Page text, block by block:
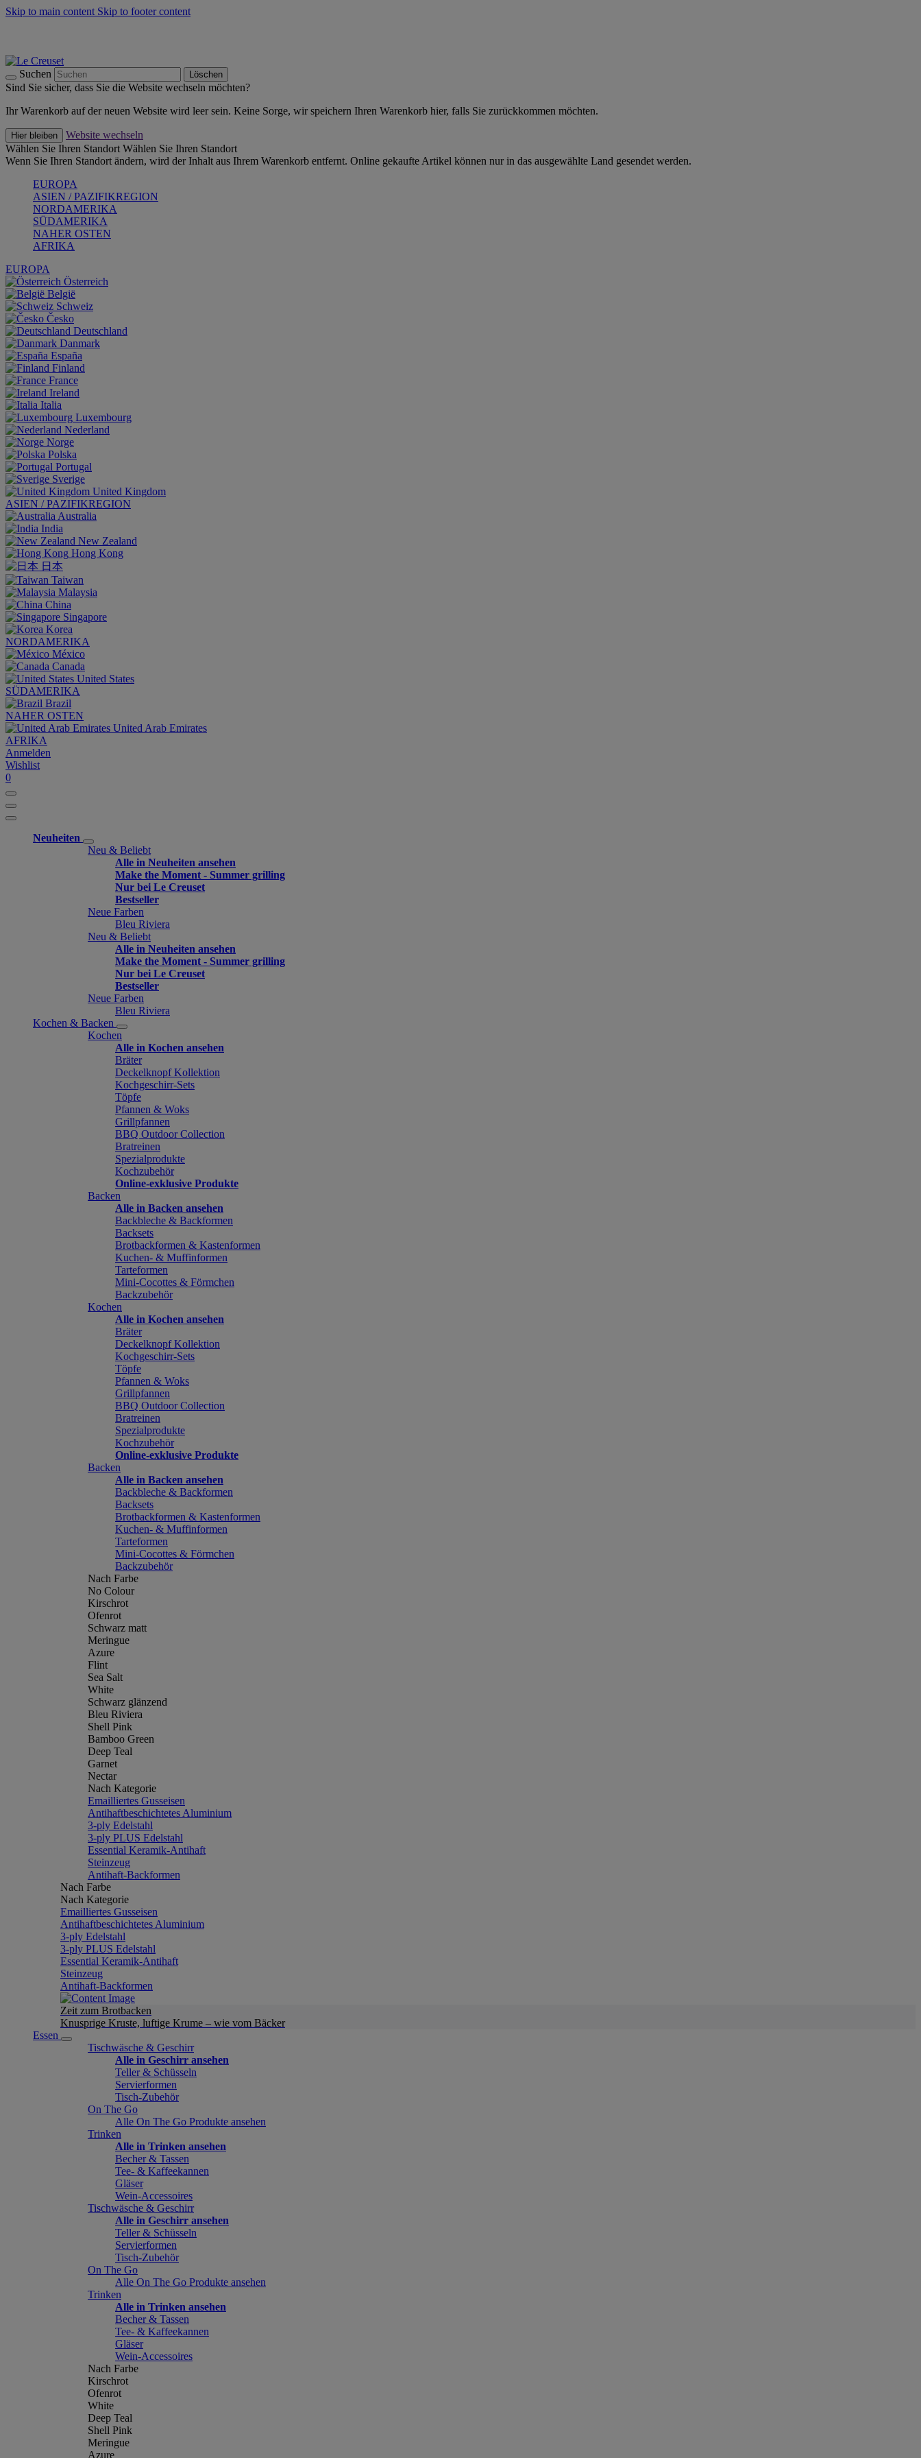
Skip to main content Skip to footer content
Suchen Löschen
Sind Sie sicher, dass Sie die Website wechseln möchten?
Ihr Warenkorb auf der neuen Website wird leer sein. Keine Sorge, wir speichern Ihren Warenkorb hier, falls Sie zurückkommen möchten.
Hier bleiben
Website wechseln
Wählen Sie Ihren Standort Wählen Sie Ihren Standort
Wenn Sie Ihren Standort ändern, wird der Inhalt aus Ihrem Warenkorb entfernt. Online gekaufte Artikel können nur in das ausgewählte Land gesendet werden.
EUROPA
ASIEN / PAZIFIKREGION
NORDAMERIKA
SÜDAMERIKA
NAHER OSTEN
AFRIKA
EUROPA
Österreich
België
Schweiz
Česko
Deutschland
Danmark
España
Finland
France
Ireland
Italia
Luxembourg
Nederland
Norge
Polska
Portugal
Sverige
United Kingdom
ASIEN / PAZIFIKREGION
Australia
India
New Zealand
Hong Kong
日本
Taiwan
Malaysia
China
Singapore
Korea
NORDAMERIKA
México
Canada
United States
SÜDAMERIKA
Brazil
NAHER OSTEN
United Arab Emirates
AFRIKA
Anmelden
Wishlist
0
Neuheiten
Neu & Beliebt
Alle in Neuheiten ansehen
Make the Moment - Summer grilling
Nur bei Le Creuset
Bestseller
Neue Farben
Bleu Riviera
Neu & Beliebt
Alle in Neuheiten ansehen
Make the Moment - Summer grilling
Nur bei Le Creuset
Bestseller
Neue Farben
Bleu Riviera
Kochen & Backen
Kochen
Alle in Kochen ansehen
Bräter
Deckelknopf Kollektion
Kochgeschirr-Sets
Töpfe
Pfannen & Woks
Grillpfannen
BBQ Outdoor Collection
Bratreinen
Spezialprodukte
Kochzubehör
Online-exklusive Produkte
Backen
Alle in Backen ansehen
Backbleche & Backformen
Backsets
Brotbackformen & Kastenformen
Kuchen- & Muffinformen
Tarteformen
Mini-Cocottes & Förmchen
Backzubehör
Kochen
Alle in Kochen ansehen
Bräter
Deckelknopf Kollektion
Kochgeschirr-Sets
Töpfe
Pfannen & Woks
Grillpfannen
BBQ Outdoor Collection
Bratreinen
Spezialprodukte
Kochzubehör
Online-exklusive Produkte
Backen
Alle in Backen ansehen
Backbleche & Backformen
Backsets
Brotbackformen & Kastenformen
Kuchen- & Muffinformen
Tarteformen
Mini-Cocottes & Förmchen
Backzubehör
Nach Farbe
No Colour
Kirschrot
Ofenrot
Schwarz matt
Meringue
Azure
Flint
Sea Salt
White
Schwarz glänzend
Bleu Riviera
Shell Pink
Bamboo Green
Deep Teal
Garnet
Nectar
Nach Kategorie
Emailliertes Gusseisen
Antihaftbeschichtetes Aluminium
3-ply Edelstahl
3-ply PLUS Edelstahl
Essential Keramik-Antihaft
Steinzeug
Antihaft-Backformen
Nach Farbe
Nach Kategorie
Emailliertes Gusseisen
Antihaftbeschichtetes Aluminium
3-ply Edelstahl
3-ply PLUS Edelstahl
Essential Keramik-Antihaft
Steinzeug
Antihaft-Backformen
Zeit zum Brotbacken
Knusprige Kruste, luftige Krume – wie vom Bäcker
Essen
Tischwäsche & Geschirr
Alle in Geschirr ansehen
Teller & Schüsseln
Servierformen
Tisch-Zubehör
On The Go
Alle On The Go Produkte ansehen
Trinken
Alle in Trinken ansehen
Becher & Tassen
Tee- & Kaffeekannen
Gläser
Wein-Accessoires
Tischwäsche & Geschirr
Alle in Geschirr ansehen
Teller & Schüsseln
Servierformen
Tisch-Zubehör
On The Go
Alle On The Go Produkte ansehen
Trinken
Alle in Trinken ansehen
Becher & Tassen
Tee- & Kaffeekannen
Gläser
Wein-Accessoires
Nach Farbe
Kirschrot
Ofenrot
White
Deep Teal
Shell Pink
Meringue
Azure